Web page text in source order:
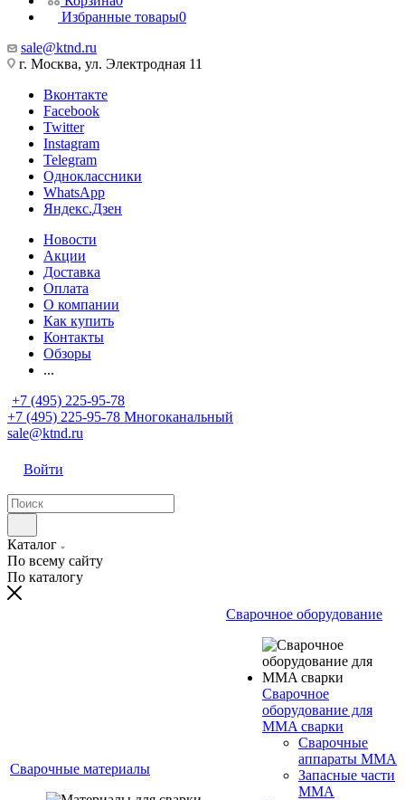
Избранные товары0
sale@ktnd.ru
г. Москва, ул. Электродная 11
Вконтакте
Facebook
Twitter
Instagram
Telegram
Одноклассники
WhatsApp
Яндекс.Дзен
Новости
Акции
Доставка
Оплата
О компании
Как купить
Контакты
Обзоры
...
+7 (495) 225-95-78
+7 (495) 225-95-78 Многоканальный
sale@ktnd.ru
Войти
Каталог
По всему сайту
По каталогу
Сварочные материалы
Сварочное оборудование
Сварочное
оборудование для
MMA сварки
Сварочные
аппараты MMA
Запасные части
MMA